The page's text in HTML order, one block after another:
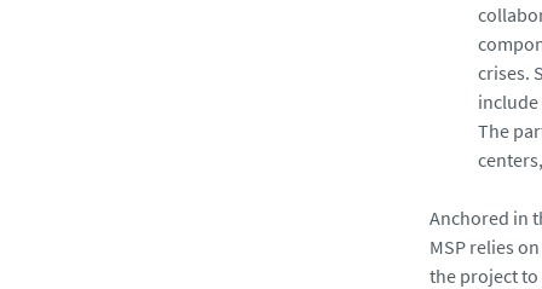
crises.
The
Anchored in
MSP relies
the project